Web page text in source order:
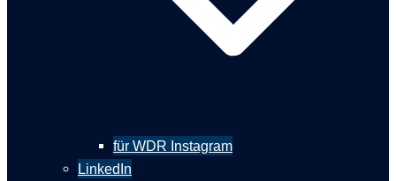
für WDR Instagram
LinkedIn